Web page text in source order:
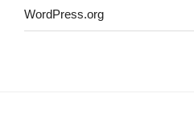
WordPress.org